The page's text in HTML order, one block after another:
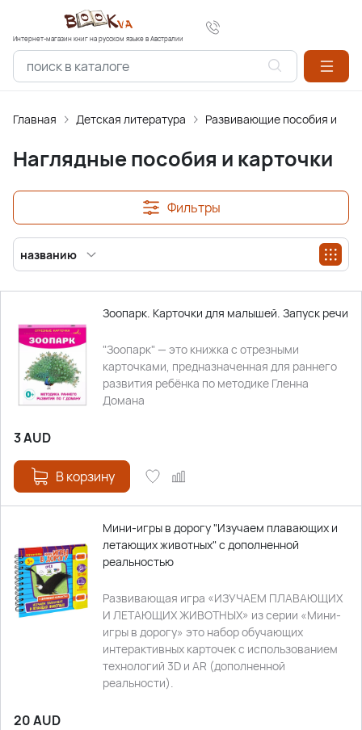
Интернет-магазин книг на русском языке в Австралии
Главная Детская литература Развивающие пособия и
Наглядные пособия и карточки
Фильтры
названию
Зоопарк. Карточки для малышей. Запуск речи
"Зоопарк" — это книжка с отрезными
карточками, предназначенная для раннего
развития ребёнка по методике Гленна
Домана
3AUD
В корзину
Мини-игры в дорогу "Изучаем плавающих и
летающих животных" с дополненной
реальностью
Развивающая игра «ИЗУЧАЕМ ПЛАВАЮЩИХ
И ЛЕТАЮЩИХ ЖИВОТНЫХ» из серии «Мини-
игры в дорогу» это набор обучающих
интерактивных карточек с использованием
технологий 3D и AR (дополненной
реальности).
20AUD